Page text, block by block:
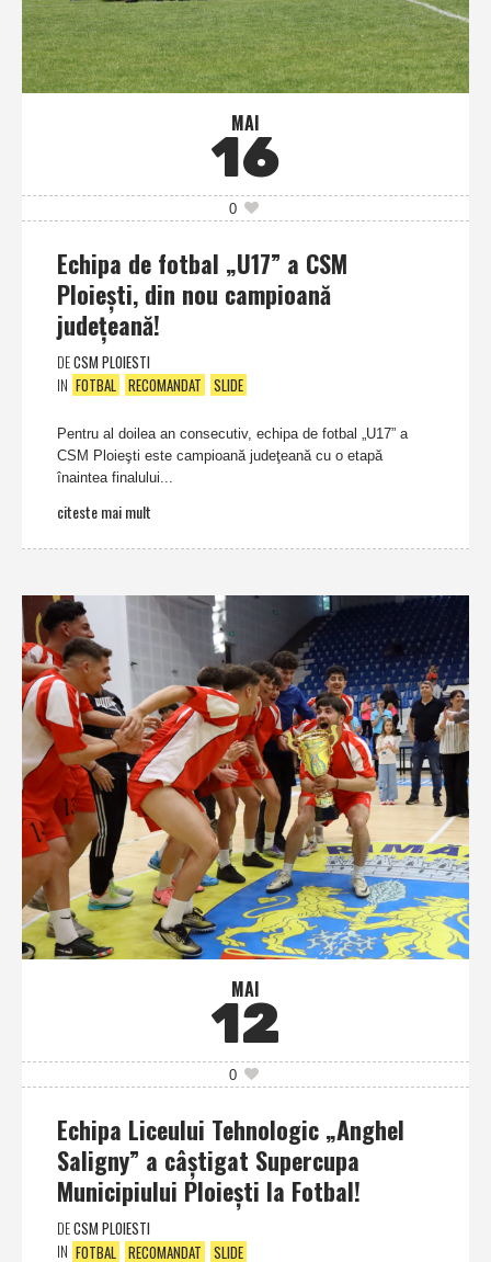
MAI
16
0
Echipa de fotbal „U17” a CSM
Ploieşti, din nou campioană
judeţeană!
DECSM PLOIESTI
IN FOTBAL RECOMANDAT SLIDE
Pentru al doilea an consecutiv, echipa de fotbal „U17” a
CSM Ploieşti este campioană judeţeană cu o etapă
înaintea finalului...
citeste mai mult
MAI
12
0
Echipa Liceului Tehnologic „Anghel
Saligny” a câştigat Supercupa
Municipiului Ploiești la Fotbal!
DECSM PLOIESTI
IN FOTBAL RECOMANDAT SLIDE